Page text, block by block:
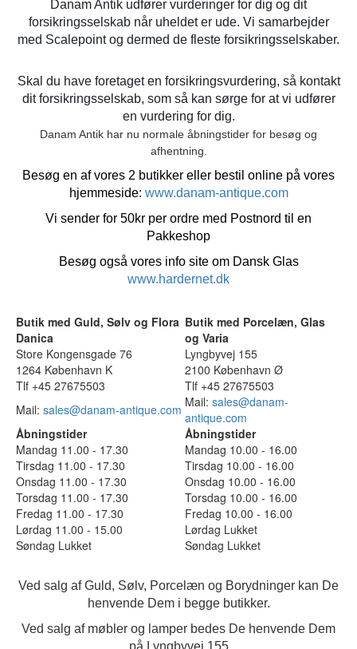
Danam Antik udfører vurderinger for dig og dit
forsikringsselskab når uheldet er ude. Vi samarbejder
med Scalepoint og dermed de fleste forsikringsselskaber.
Skal du have foretaget en forsikringsvurdering, så kontakt
dit forsikringsselskab, som så kan sørge for at vi udfører
en vurdering for dig.
Danam Antik har nu normale åbningstider for besøg og
afhentning.
Besøg en af vores 2 butikker eller bestil online på vores
hjemmeside: www.danam-antique.com
Vi sender for 50kr per ordre med Postnord til en
Pakkeshop
Besøg også vores info site om Dansk Glas
www.hardernet.dk
Butik med Guld, Sølv og Flora
Danica
Butik med Porcelæn, Glas
og Varia
Store Kongensgade 76
Lyngbyvej 155
1264 København K
2100 København Ø
Tlf +45 27675503
Tlf +45 27675503
Mail: sales@danam-antique.com Mail: sales@danam-
antique.com
Åbningstider
Åbningstider
Mandag 11.00 - 17.30
Mandag 10.00 - 16.00
Tirsdag 11.00 - 17.30
Tirsdag 10.00 - 16.00
Onsdag 11.00 - 17.30
Onsdag 10.00 - 16.00
Torsdag 11.00 - 17.30
Torsdag 10.00 - 16.00
Fredag 11.00 - 17.30
Fredag 10.00 - 16.00
Lørdag 11.00 - 15.00
Lørdag Lukket
Søndag Lukket
Søndag Lukket
Ved salg af Guld, Sølv, Porcelæn og Borydninger kan De
henvende Dem i begge butikker.
Ved salg af møbler og lamper bedes De henvende Dem
på Lyngbyvej 155